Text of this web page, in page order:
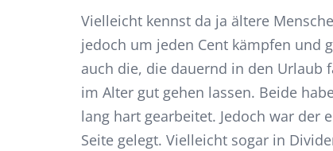
Vielleicht kennst da ja ältere
jedoch um jeden Cent kämpfen und
auch die, die dauernd in den Urlaub
im Alter gut gehen lassen. Beide
lang hart gearbeitet. Jedoch war der
Seite gelegt. Vielleicht sogar in